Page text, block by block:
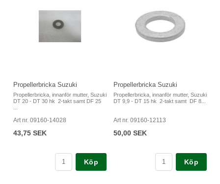
Propellerbricka Suzuki
Propellerbricka, innanför mutter, Suzuki
DT 20 - DT 30 hk 2-takt samt DF 25
Art nr. 09160-14028
43,75 SEK
Köp
Propellerbricka Suzuki
Propellerbricka, innanför mutter, Suzuki
DT 9,9 - DT 15 hk 2-takt samt DF 8...
Art nr. 09160-12113
50,00 SEK
Köp